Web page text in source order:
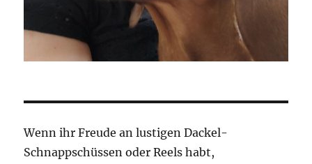
Wenn ihr Freude an lustigen Dackel-
Schnappschüssen oder Reels habt,